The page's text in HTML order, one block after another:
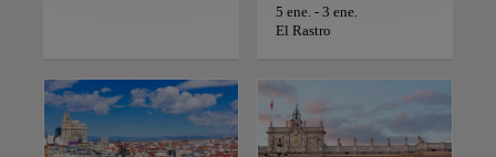
5 ene. - 3 ene.
El Rastro